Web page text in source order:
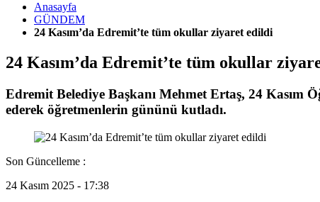
Anasayfa
GÜNDEM
24 Kasım’da Edremit’te tüm okullar ziyaret edildi
24 Kasım’da Edremit’te tüm okullar
Edremit Belediye Başkanı Mehmet Ertaş, 24 Kasım
ederek öğretmenlerin gününü kutladı.
Son Güncelleme :
24 Kasım 2025 - 17:38